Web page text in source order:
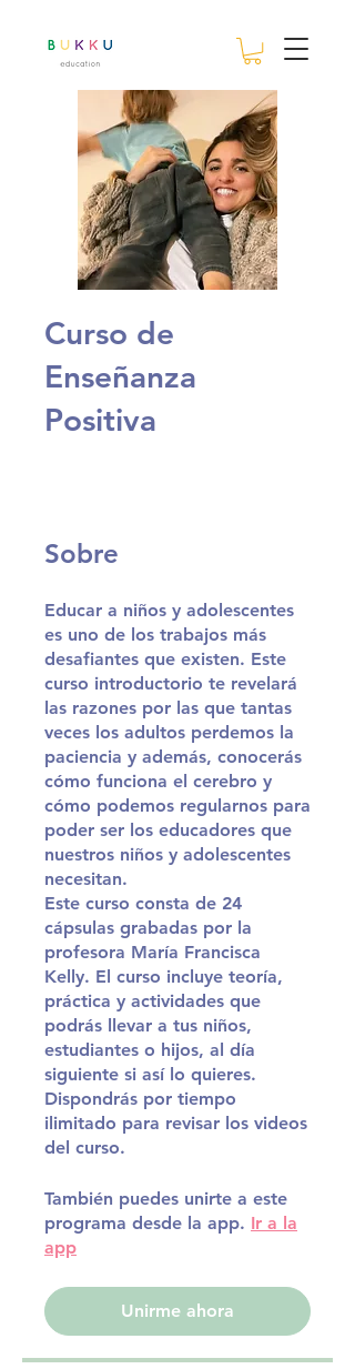
Curso de
Enseñanza
Positiva
Sobre
Educar a niños y adolescentes
es uno de los trabajos más
desafiantes que existen. Este
curso introductorio te revelará
las razones por las que tantas
veces los adultos perdemos la
paciencia y además, conocerás
cómo funciona el cerebro y
cómo podemos regularnos para
poder ser los educadores que
nuestros niños y adolescentes
necesitan.
Este curso consta de 24
cápsulas grabadas por la
profesora María Francisca
Kelly. El curso incluye teoría,
práctica y actividades que
podrás llevar a tus niños,
estudiantes o hijos, al día
siguiente si así lo quieres.
Dispondrás por tiempo
ilimitado para revisar los videos
del curso.
También puedes unirte a este
programa desde la app. Ir a la
app
Unirme ahora